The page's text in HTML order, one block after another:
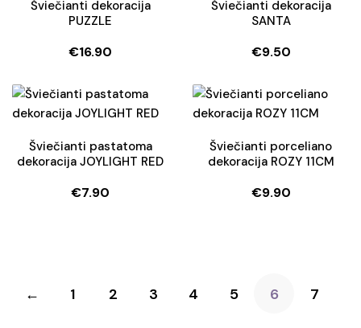
Šviečianti dekoracija
PUZZLE
€16.90
Šviečianti dekoracija
SANTA
€9.50
Šviečianti pastatoma
dekoracija JOYLIGHT RED
€7.90
Šviečianti porceliano
dekoracija ROZY 11CM
€9.90
← 1 2 3 4 5 6 7